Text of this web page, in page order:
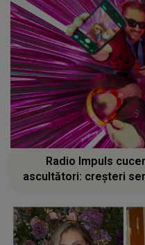
Radio Impuls
ascultători: creșteri